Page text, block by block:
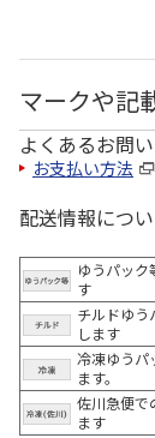
マークや記
よくあるお問
お支払い方法
配送情報につ
ゆうパック
す
チルドゆう
します
冷凍ゆうパ
ます。
佐川急便で
ます